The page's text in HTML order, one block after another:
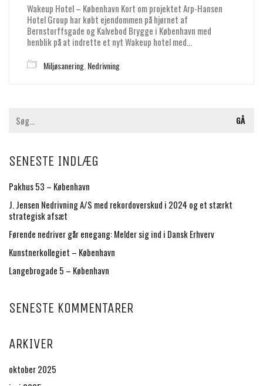
Wakeup Hotel – København Kort om projektet Arp-Hansen
Hotel Group har købt ejendommen på hjørnet af
Bernstorffsgade og Kalvebod Brygge i København med
henblik på at indrette et nyt Wakeup hotel med…
Miljøsanering Nedrivning
SENESTE INDLÆG
Pakhus 53 – København
J. Jensen Nedrivning A/S med rekordoverskud i 2024 og et stærkt
strategisk afsæt
Førende nedriver går enegang: Melder sig ind i Dansk Erhverv
Kunstnerkollegiet – København
Langebrogade 5 – København
SENESTE KOMMENTARER
ARKIVER
oktober 2025